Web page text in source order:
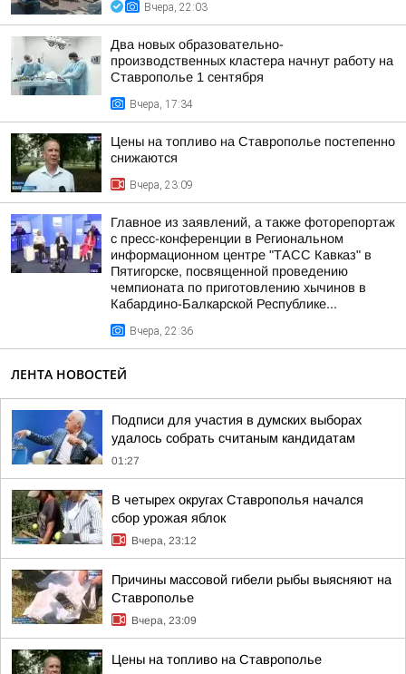
Вчера, 22:03
Два новых образовательно-
производственных кластера начнут работу на
Ставрополье 1 сентября
Вчера, 17:34
Цены на топливо на Ставрополье постепенно
снижаются
Вчера, 23:09
Главное из заявлений, а также фоторепортаж
с пресс-конференции в Региональном
информационном центре "ТАСС Кавказ" в
Пятигорске, посвященной проведению
чемпионата по приготовлению хычинов в
Кабардино-Балкарской Республике...
Вчера, 22:36
ЛЕНТА НОВОСТЕЙ
Подписи для участия в думских выборах
удалось собрать считаным кандидатам
01:27
В четырех округах Ставрополья начался
сбор урожая яблок
Вчера, 23:12
Причины массовой гибели рыбы выясняют на
Ставрополье
Вчера, 23:09
Цены на топливо на Ставрополье